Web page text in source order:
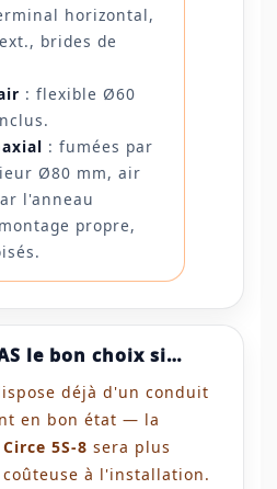
horizontal,
brides de
: flexible Ø60
: fumées par
Ø80 mm, air
l'anneau
propre,
le bon choix si…
déjà d'un conduit
en bon état — la
Circe 5S-8 sera plus
à l'installation.